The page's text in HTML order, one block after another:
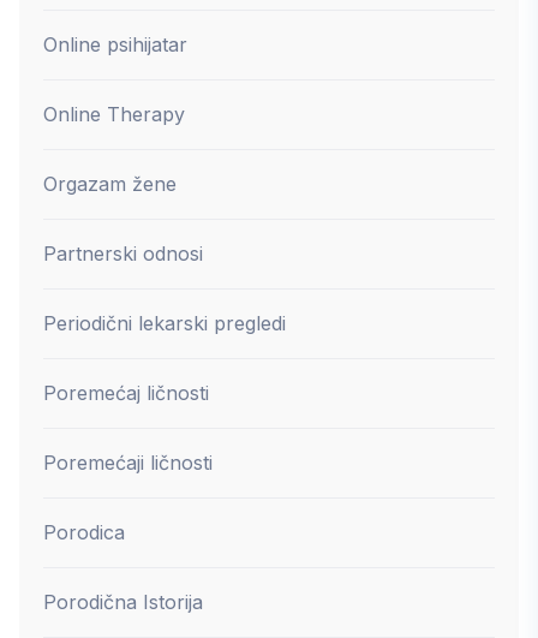
Online psihijatar
Online Therapy
Orgazam žene
Partnerski odnosi
Periodični lekarski pregledi
Poremećaj ličnosti
Poremećaji ličnosti
Porodica
Porodična Istorija